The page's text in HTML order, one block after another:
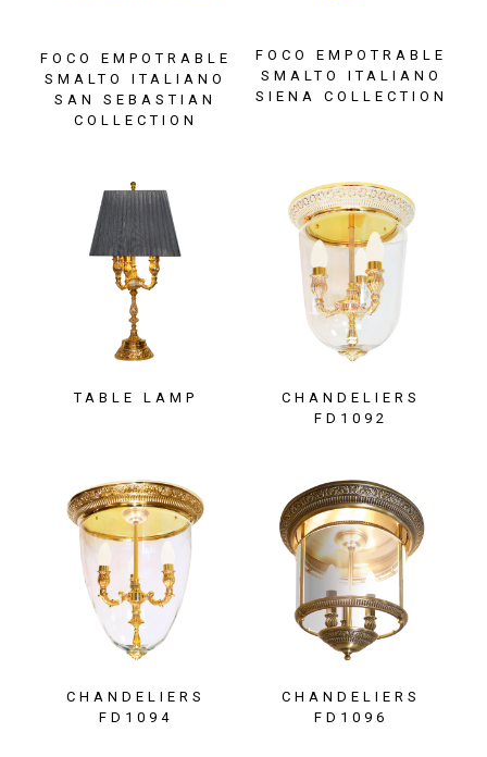
FOCO EMPOTRABLE
SMALTO ITALIANO
SAN SEBASTIAN
COLLECTION
FOCO EMPOTRABLE
SMALTO ITALIANO
SIENA COLLECTION
TABLE LAMP
CHANDELIERS
FD1092
CHANDELIERS
FD1094
CHANDELIERS
FD1096